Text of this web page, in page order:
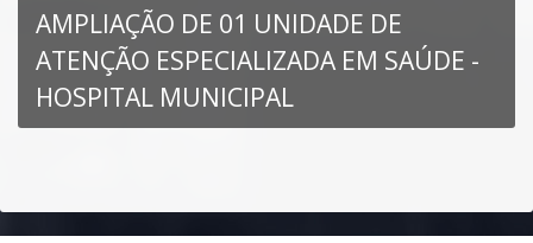
AMPLIAÇÃO DE 01 UNIDADE DE
ATENÇÃO ESPECIALIZADA EM SAÚDE -
HOSPITAL MUNICIPAL